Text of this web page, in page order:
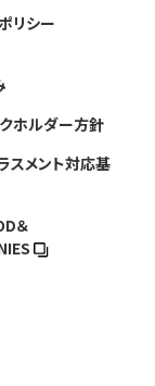
リシー
ホルダー方針
スメント対応基
＆